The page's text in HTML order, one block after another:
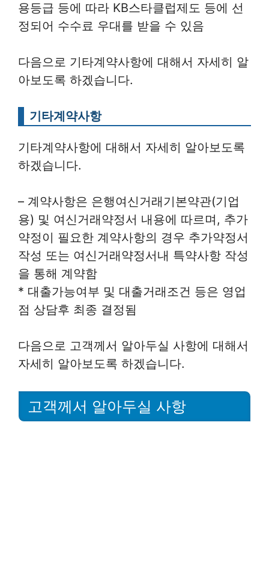
용등급 등에 따라 KB스타클럽제도 등에 선
정되어 수수료 우대를 받을 수 있음
다음으로 기타계약사항에 대해서 자세히 알
아보도록 하겠습니다.
기타계약사항
기타계약사항에 대해서 자세히 알아보도록
하겠습니다.
– 계약사항은 은행여신거래기본약관(기업
용) 및 여신거래약정서 내용에 따르며, 추가
약정이 필요한 계약사항의 경우 추가약정서
작성 또는 여신거래약정서내 특약사항 작성
을 통해 계약함
* 대출가능여부 및 대출거래조건 등은 영업
점 상담후 최종 결정됨
다음으로 고객께서 알아두실 사항에 대해서
자세히 알아보도록 하겠습니다.
고객께서 알아두실 사항